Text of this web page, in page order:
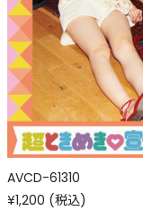
AVCD-61310
¥1,200 (税込)